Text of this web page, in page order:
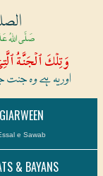
صَلَّی اللہُ
وَتِلۡكَ ٱلۡجَنَّةُ
اور یہ ہے وہ جنت
GIARWEEN
e Sawab
& BAYANS